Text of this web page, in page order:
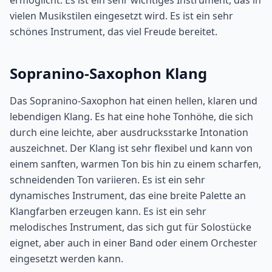
vielen Musikstilen eingesetzt wird. Es ist ein sehr
schönes Instrument, das viel Freude bereitet.
Sopranino-Saxophon Klang
Das Sopranino-Saxophon hat einen hellen, klaren und
lebendigen Klang. Es hat eine hohe Tonhöhe, die sich
durch eine leichte, aber ausdrucksstarke Intonation
auszeichnet. Der Klang ist sehr flexibel und kann von
einem sanften, warmen Ton bis hin zu einem scharfen,
schneidenden Ton variieren. Es ist ein sehr
dynamisches Instrument, das eine breite Palette an
Klangfarben erzeugen kann. Es ist ein sehr
melodisches Instrument, das sich gut für Solostücke
eignet, aber auch in einer Band oder einem Orchester
eingesetzt werden kann.